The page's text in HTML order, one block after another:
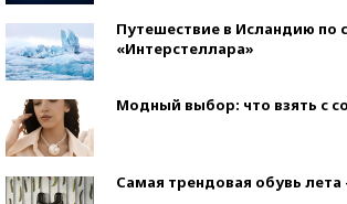
Путешествие в Исландию по
«Интерстеллара»
Модный выбор: что взять с
Самая трендовая обувь лета